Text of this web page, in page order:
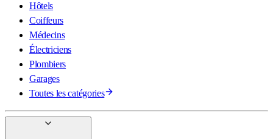
Hôtels
Coiffeurs
Médecins
Électriciens
Plombiers
Garages
Toutes les catégories